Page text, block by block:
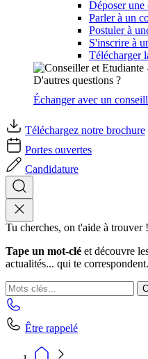
Déposer
Parler à un
Postuler à
S'inscrire à
Télécharger
D'autres questions ?
Échanger avec un
Téléchargez notre brochure
Portes ouvertes
Candidature
Tu cherches, on t'aide à trouver !
Tape un mot-clé et découvre
actualités... qui te correspondent.
Être rappelé